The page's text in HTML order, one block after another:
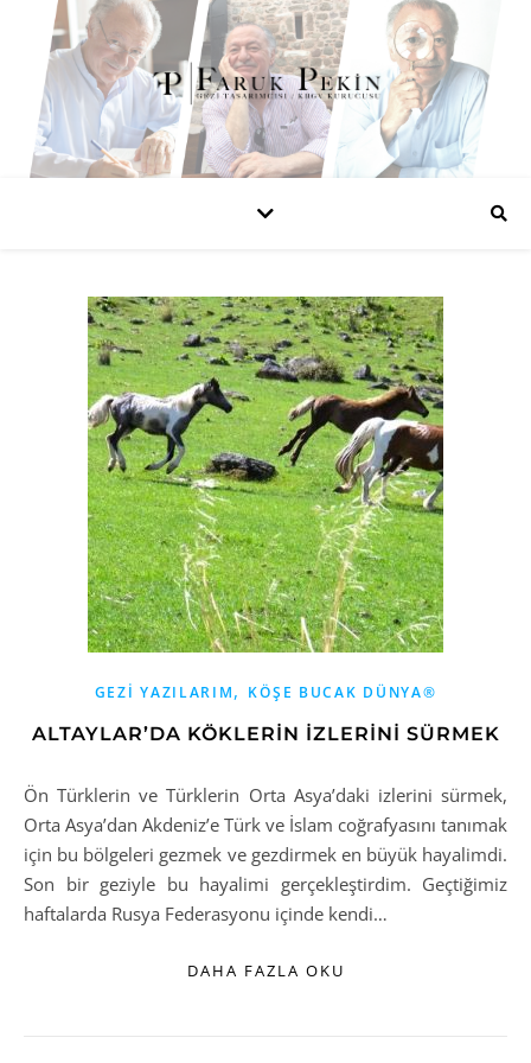
GEZI YAZILARIM, KÖŞE BUCAK DÜNYA®
ALTAYLAR’DA KÖKLERİN İZLERİNİ SÜRMEK
Ön Türklerin ve Türklerin Orta Asya’daki izlerini sürmek,
Orta Asya’dan Akdeniz’e Türk ve İslam coğrafyasını tanımak
için bu bölgeleri gezmek ve gezdirmek en büyük hayalimdi.
Son bir geziyle bu hayalimi gerçekleştirdim. Geçtiğimiz
haftalarda Rusya Federasyonu içinde kendi…
DAHA FAZLA OKU